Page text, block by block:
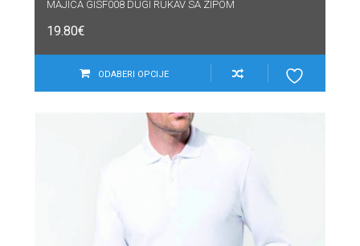
MAJICA GISF008 DUGI RUKAV SA ZIPOM
19.80€
ODABERI OPCIJE